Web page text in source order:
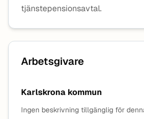
tjänstepensionsavtal.
Arbetsgivare
Karlskrona kommun
Ingen beskrivning tillgänglig för